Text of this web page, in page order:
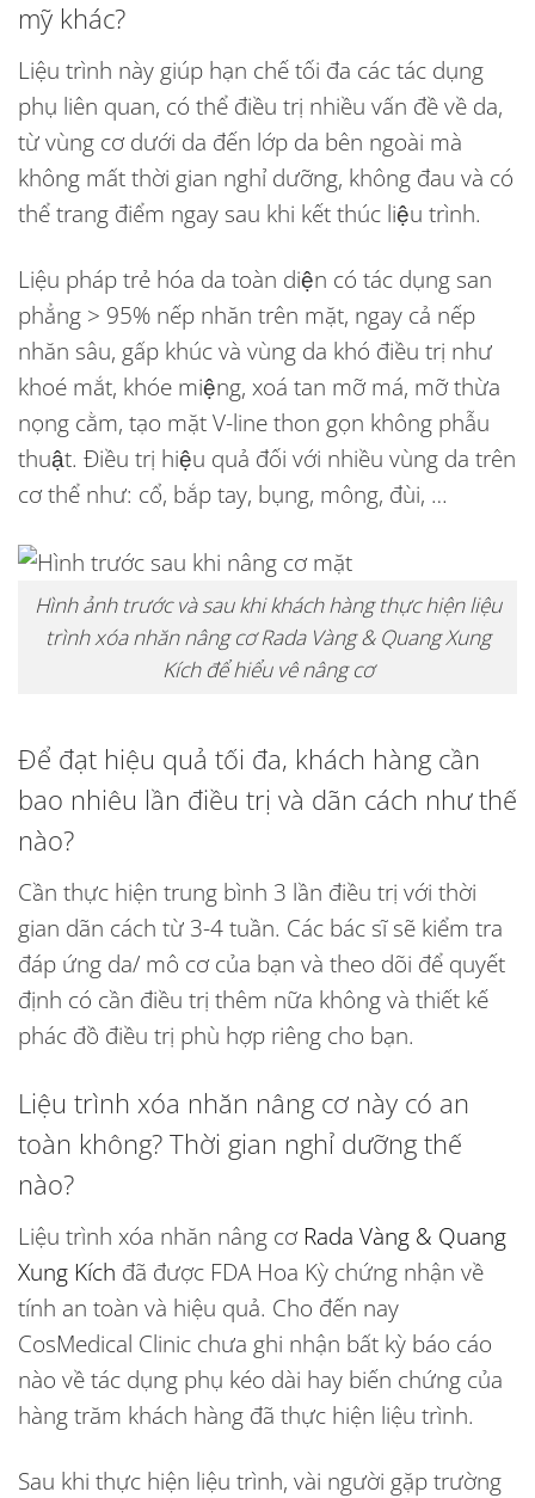
mỹ khác?
Liệu trình này giúp hạn chế tối đa các tác dụng
phụ liên quan, có thể điều trị nhiều vấn đề về da,
từ vùng cơ dưới da đến lớp da bên ngoài mà
không mất thời gian nghỉ dưỡng, không đau và có
thể trang điểm ngay sau khi kết thúc liệu trình.
Liệu pháp trẻ hóa da toàn diện có tác dụng san
phẳng > 95% nếp nhăn trên mặt, ngay cả nếp
nhăn sâu, gấp khúc và vùng da khó điều trị như
khoé mắt, khóe miệng, xoá tan mỡ má, mỡ thừa
nọng cằm, tạo mặt V-line thon gọn không phẫu
thuật. Điều trị hiệu quả đối với nhiều vùng da trên
cơ thể như: cổ, bắp tay, bụng, mông, đùi, …
Hình ảnh trước và sau khi khách hàng thực hiện liệu
trình xóa nhăn nâng cơ Rada Vàng & Quang Xung
Kích để hiểu vê nâng cơ
Để đạt hiệu quả tối đa, khách hàng cần
bao nhiêu lần điều trị và dãn cách như thế
nào?
Cần thực hiện trung bình 3 lần điều trị với thời
gian dãn cách từ 3-4 tuần. Các bác sĩ sẽ kiểm tra
đáp ứng da/ mô cơ của bạn và theo dõi để quyết
định có cần điều trị thêm nữa không và thiết kế
phác đồ điều trị phù hợp riêng cho bạn.
Liệu trình xóa nhăn nâng cơ này có an
toàn không? Thời gian nghỉ dưỡng thế
nào?
Liệu trình xóa nhăn nâng cơRada Vàng & Quang
Xung Kích đã được FDA Hoa Kỳ chứng nhận về
tính an toàn và hiệu quả. Cho đến nay
CosMedical Clinic chưa ghi nhận bất kỳ báo cáo
nào về tác dụng phụ kéo dài hay biến chứng của
hàng trăm khách hàng đã thực hiện liệu trình.
Sau khi thực hiện liệu trình, vài người gặp trường